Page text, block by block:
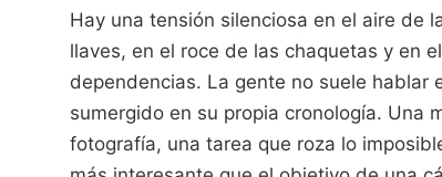
Hay una tensión silenciosa en el aire de
llaves, en el roce de las chaquetas y en
dependencias. La gente no suele hablar
sumergido en su propia cronología. Una
fotografía, una tarea que roza lo